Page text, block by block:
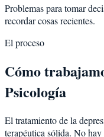
Problemas para tomar
recordar cosas recientes.
El proceso
Cómo
Psicología
El tratamiento de la
terapéutica sólida. No